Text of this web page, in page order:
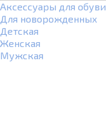
Аксессуары для обуви
Для новорожденных
Детская
Женская
Мужская